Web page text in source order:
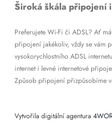
Široká škála připojení
Preferujete Wi-Fi či ADSL? Ať
připojení jakékoliv, vždy se vám
vysokorychlostního ADSL
internet i levné internetové
Způsob připojení přizpůsobíme
Vytvořila digitální agentura